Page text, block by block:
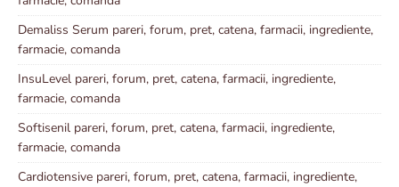
Demaliss Serum pareri, forum, pret, catena, farmacii, ingrediente,
farmacie, comanda
InsuLevel pareri, forum, pret, catena, farmacii, ingrediente,
farmacie, comanda
Softisenil pareri, forum, pret, catena, farmacii, ingrediente,
farmacie, comanda
Cardiotensive pareri, forum, pret, catena, farmacii, ingrediente,